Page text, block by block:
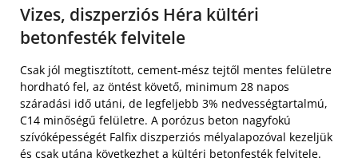
Vizes, diszperziós Héra kültéri
betonfesték felvitele
Csak jól megtisztított, cement-mész tejtől mentes felületre
hordható fel, az öntést követő, minimum 28 napos
száradási idő utáni, de legfeljebb 3% nedvességtartalmú,
C14 minőségű felületre. A porózus beton nagyfokú
szívóképességét Falfix diszperziós mélyalapozóval kezeljük
és csak utána következhet a kültéri betonfesték felvitele.